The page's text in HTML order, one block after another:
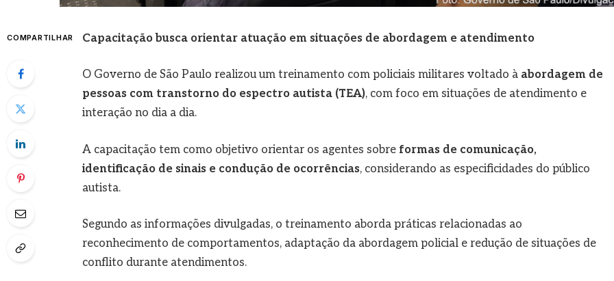
COMPARTILHAR Capacitação busca orientar atuação em situações de abordagem e atendimento
O Governo de São Paulo realizou um treinamento com policiais militares voltado à abordagem de
pessoas com transtorno do espectro autista (TEA), com foco em situações de atendimento e
interação no dia a dia.
A capacitação tem como objetivo orientar os agentes sobre formas de comunicação,
identificação de sinais e condução de ocorrências, considerando as especificidades do público
autista.
Segundo as informações divulgadas, o treinamento aborda práticas relacionadas ao
reconhecimento de comportamentos, adaptação da abordagem policial e redução de situações de
conflito durante atendimentos.